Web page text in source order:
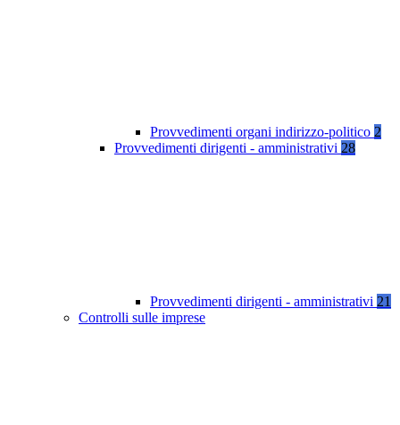
Provvedimenti organi indirizzo-politico 2
Provvedimenti dirigenti - amministrativi 28
Provvedimenti dirigenti - amministrativi 21
Controlli sulle imprese